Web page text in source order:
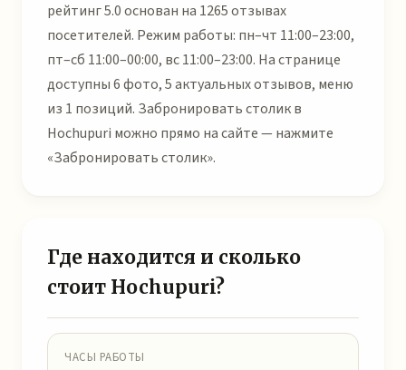
рейтинг 5.0 основан на 1265 отзывах
посетителей. Режим работы: пн–чт 11:00–23:00,
пт–сб 11:00–00:00, вс 11:00–23:00. На странице
доступны 6 фото, 5 актуальных отзывов, меню
из 1 позиций. Забронировать столик в
Hochupuri можно прямо на сайте — нажмите
«Забронировать столик».
Где находится и сколько
стоит Hochupuri?
ЧАСЫ РАБОТЫ